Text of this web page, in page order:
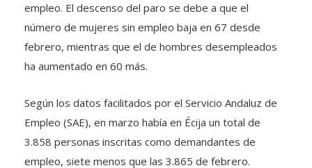
empleo. El descenso del paro se debe a que el
número de mujeres sin empleo baja en 67 desde
febrero, mientras que el de hombres desempleados
ha aumentado en 60 más.
Según los datos facilitados por el Servicio Andaluz de
Empleo (SAE), en marzo había en Écija un total de
3.858 personas inscritas como demandantes de
empleo, siete menos que las 3.865 de febrero.